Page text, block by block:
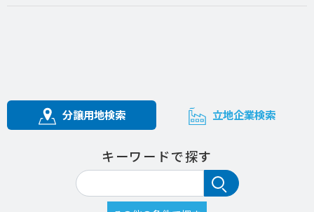
分譲用地検索 立地企業検索
キーワードで探す